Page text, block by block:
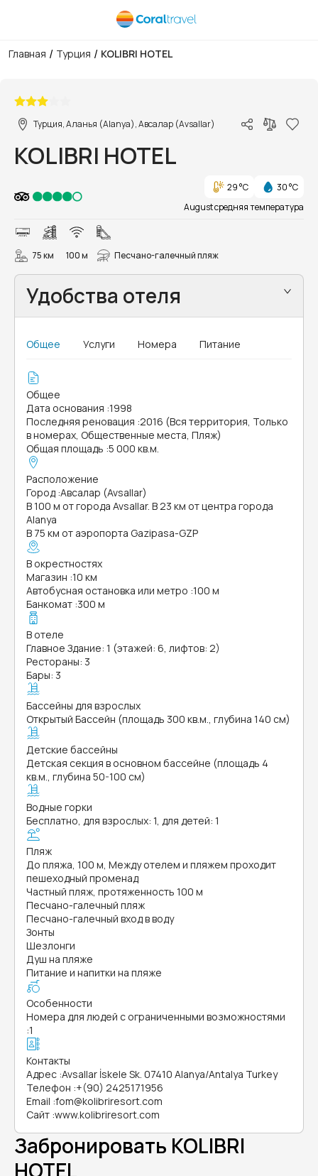
Главная / Турция / KOLIBRI HOTEL
Турция, Аланья (Alanya), Авсалар (Avsallar)
KOLIBRI HOTEL
29 °C
30 °C
August средняя температура
75 км 100 м Песчано-галечный пляж
Удобства отеля
Общее Услуги Номера Питание
Общее
Дата основания :1998
Последняя реновация :2016 (Вся территория, Только
в номерах, Общественные места, Пляж)
Общая площадь :5 000 кв.м.
Расположение
Город :Авсалар (Avsallar)
В 100 м от города Avsallar. В 23 км от центра города
Alanya
В 75 км от аэропорта Gazipasa-GZP
В окрестностях
Магазин :10 км
Автобусная остановка или метро :100 м
Банкомат :300 м
В отеле
Главное Здание: 1 (этажей: 6, лифтов: 2)
Рестораны: 3
Бары: 3
Бассейны для взрослых
Открытый Бассейн (площадь 300 кв.м., глубина 140 см)
Детские бассейны
Детская секция в основном бассейне (площадь 4
кв.м., глубина 50-100 см)
Водные горки
Бесплатно, для взрослых: 1, для детей: 1
Пляж
До пляжа, 100 м, Между отелем и пляжем проходит
пешеходный променад
Частный пляж, протяженность 100 м
Песчано-галечный пляж
Песчано-галечный вход в воду
Зонты
Шезлонги
Душ на пляже
Питание и напитки на пляже
Особенности
Номера для людей с ограниченными возможностями
:1
Контакты
Адрес :Avsallar İskele Sk. 07410 Alanya/Antalya Turkey
Телефон :+(90) 2425171956
Email :fom@kolibriresort.com
Сайт :www.kolibriresort.com
Забронировать KOLIBRI
HOTEL